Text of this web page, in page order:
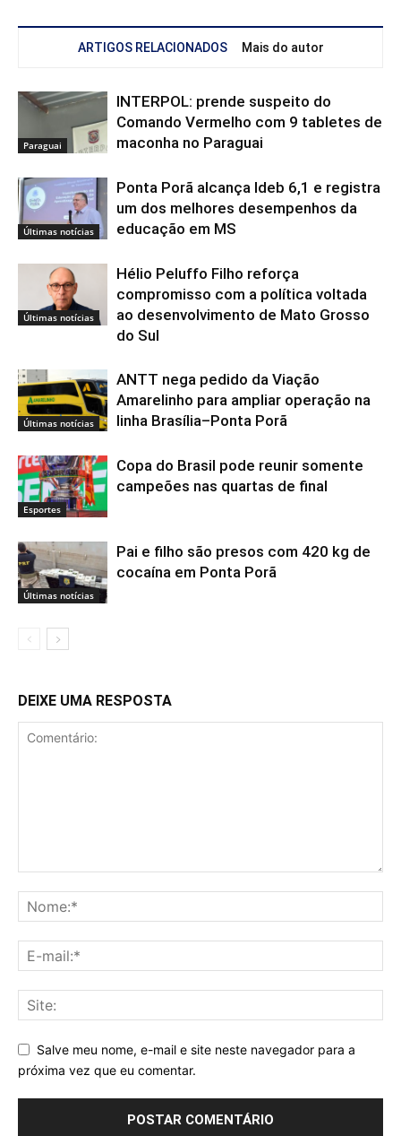
ARTIGOS RELACIONADOS Mais do autor
Paraguai
INTERPOL: prende suspeito do
Comando Vermelho com 9 tabletes de
maconha no Paraguai
Últimas notícias
Ponta Porã alcança Ideb 6,1 e registra
um dos melhores desempenhos da
educação em MS
Últimas notícias
Hélio Peluffo Filho reforça
compromisso com a política voltada
ao desenvolvimento de Mato Grosso
do Sul
Últimas notícias
ANTT nega pedido da Viação
Amarelinho para ampliar operação na
linha Brasília–Ponta Porã
Esportes
Copa do Brasil pode reunir somente
campeões nas quartas de final
Últimas notícias
Pai e filho são presos com 420 kg de
cocaína em Ponta Porã
DEIXE UMA RESPOSTA
Salve meu nome, e-mail e site neste navegador para a
próxima vez que eu comentar.